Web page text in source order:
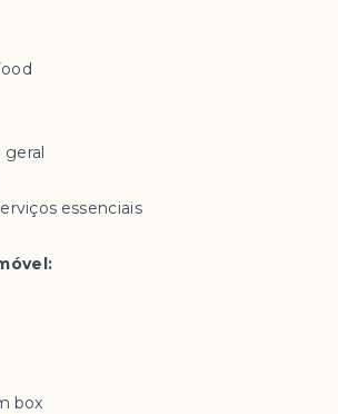
geral
essenciais
box